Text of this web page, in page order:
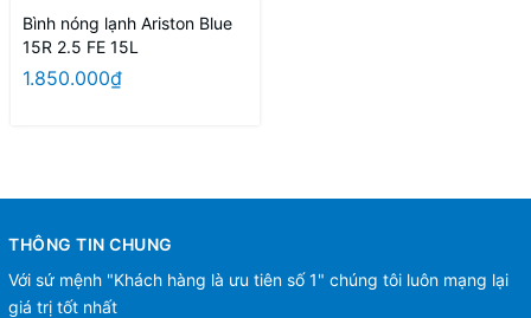
Bình nóng lạnh Ariston Blue
15R 2.5 FE 15L
1.850.000₫
THÔNG TIN CHUNG
Với sứ mệnh "Khách hàng là ưu tiên số 1" chúng tôi luôn mạng lại
giá trị tốt nhất